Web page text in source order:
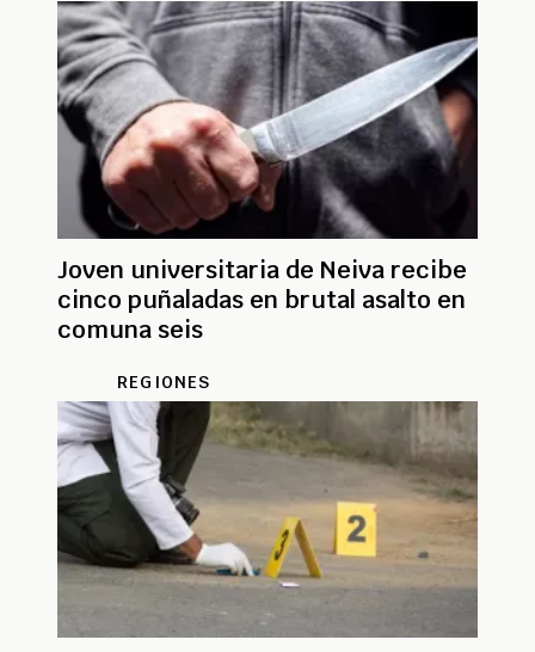
Joven universitaria de Neiva recibe
cinco puñaladas en brutal asalto en
comuna seis
REGIONES